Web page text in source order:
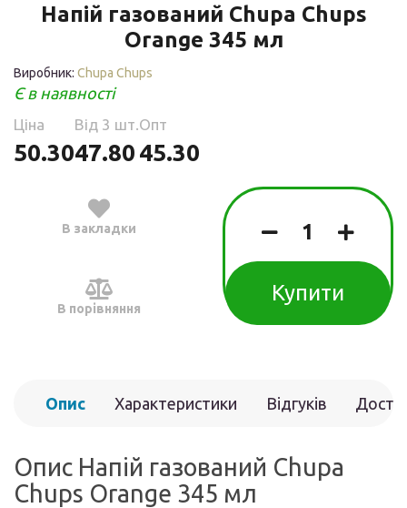
Напій газований Chupa Chups
Orange 345 мл
Виробник: Chupa Chups
Є в наявності
Ціна
50.30
Від 3 шт.
47.80
Опт
45.30
В закладки
В порівняння
Купити
Опис Характеристики Відгуків
Опис Напій газований Chupa
Chups Orange 345 мл